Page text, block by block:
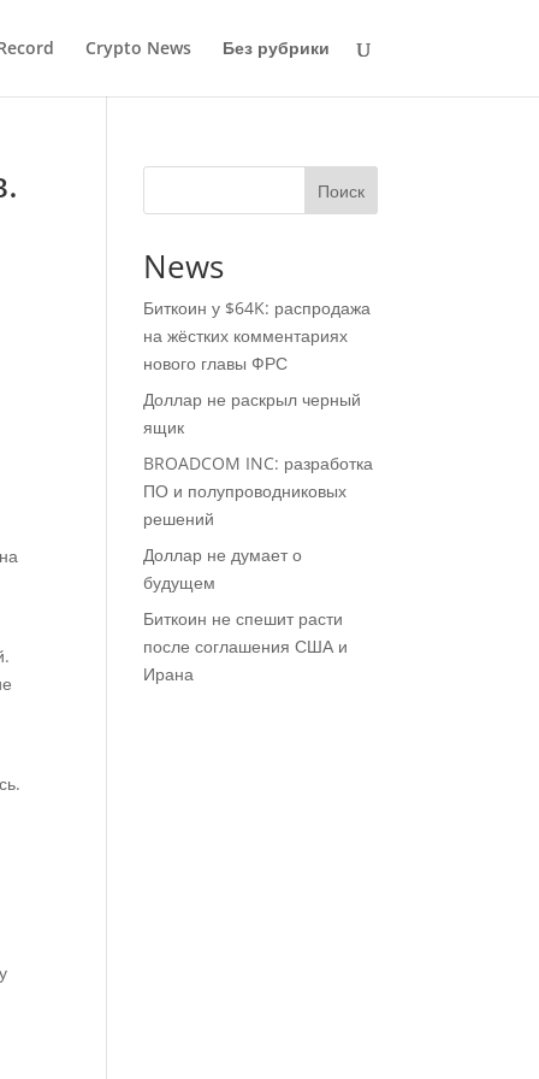
Crypto News Без рубрики
Поиск
News
Биткоин у $64K: распродажа
на жёстких комментариях
нового главы ФРС
Доллар не раскрыл черный
ящик
BROADCOM INC: разработка
ПО и полупроводниковых
решений
Доллар не думает о
будущем
Биткоин не спешит расти
после соглашения США и
Ирана